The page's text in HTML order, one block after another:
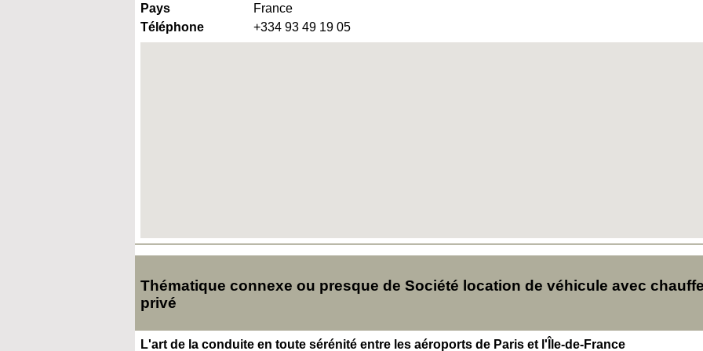
Pays
France
Téléphone
+334 93 49 19 05
Thématique connexe ou presque de Société location de véhicule avec
privé
L'art de la conduite en toute sérénité entre les aéroports de Paris et l'Île-de-France